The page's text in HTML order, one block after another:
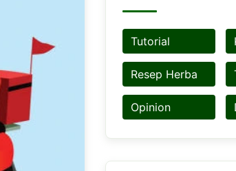
Tutorial
Resep Herba
Opinion